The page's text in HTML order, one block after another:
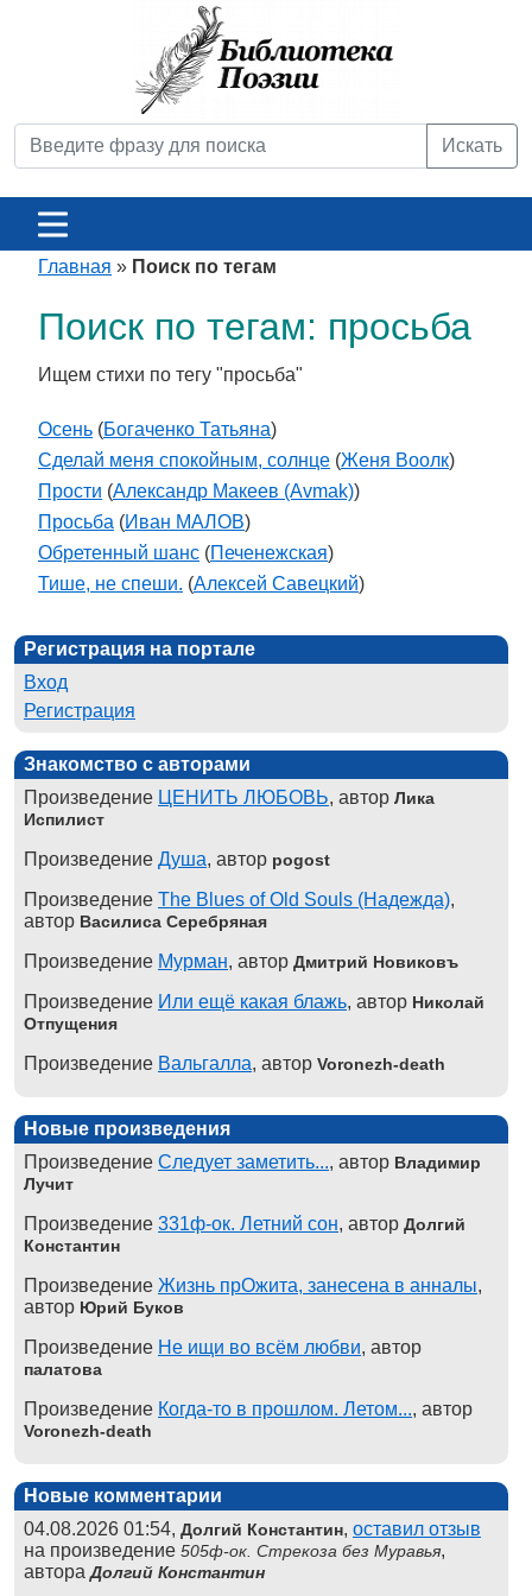
Искать
Главная » Поиск по тегам
Поиск по тегам: просьба
Ищем стихи по тегу "просьба"
Осень (Богаченко Татьяна)
Сделай меня спокойным, солнце (Женя Воолк)
Прости (Александр Макеев (Avmak))
Просьба (Иван МАЛОВ)
Обретенный шанс (Печенежская)
Тише, не спеши. (Алексей Савецкий)
Регистрация на портале
Вход
Регистрация
Знакомство с авторами
Произведение ЦЕНИТЬ ЛЮБОВЬ, автор Лика
Испилист
Произведение Душа, автор pogost
Произведение The Blues of Old Souls (Надежда),
автор Василиса Серебряная
Произведение Мурман, автор Дмитрий Новиковъ
Произведение Или ещё какая блажь, автор Николай
Отпущения
Произведение Вальгалла, автор Voronezh-death
Новые произведения
Произведение Следует заметить..., автор Владимир
Лучит
Произведение 331ф-ок. Летний сон, автор Долгий
Константин
Произведение Жизнь прОжита, занесена в анналы,
автор Юрий Буков
Произведение Не ищи во всём любви, автор
палатова
Произведение Когда-то в прошлом. Летом..., автор
Voronezh-death
Новые комментарии
04.08.2026 01:54, Долгий Константин, оставил отзыв
на произведение 505ф-ок. Стрекоза без Муравья,
автораДолгий Константин